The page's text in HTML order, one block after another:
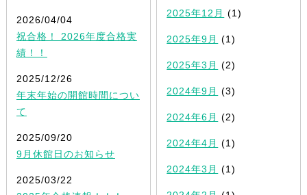
2026/04/04
祝合格！ 2026年度合格実
績！！
2025/12/26
年末年始の開館時間につい
て
2025/09/20
9月休館日のお知らせ
2025/03/22
2025年12月 (1)
2025年9月 (1)
2025年3月 (2)
2024年9月 (3)
2024年6月 (2)
2024年4月 (1)
2024年3月 (1)